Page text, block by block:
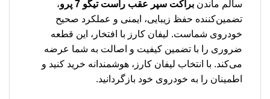
سالم ماندن براکت سپر عقب راست تیگو 7 پرو
،
تضمین‌کننده حفظ زیبایی، ایمنی و عملکرد صحیح
خودروی شماست. لیفان کارز با افتخار، این قطعه
ضروری را با تضمین کیفیت و اصالت به شما عرضه
می‌کند. با انتخاب لیفان کارز، هوشمندانه خرید کنید و
اطمینان را به خودروی خود بازگردانید.